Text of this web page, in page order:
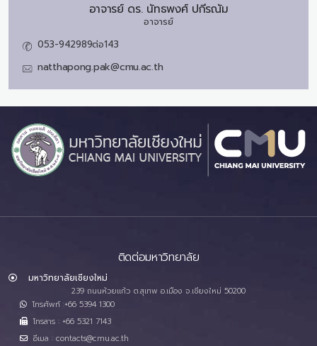
อาจารย์ ดร. นัทธพงศ์ ปกีรณัม
อาจารย์
053-942989ต่อ143
natthapong.pak@cmu.ac.th
ติดต่อมหาวิทยาลัย
มหาวิทยาลัยเชียงใหม่
239 ถนนห้วยแก้ว ต.สุเทพ อ.เมือง จ.เชียงใหม่ 50200
โทรศัพท์ :+66 5394 1300
โทรสาร : +66 5321 7143
อีเมล : contacts@cmu.ac.th